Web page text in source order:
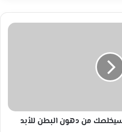
من دهون البطن للأبد